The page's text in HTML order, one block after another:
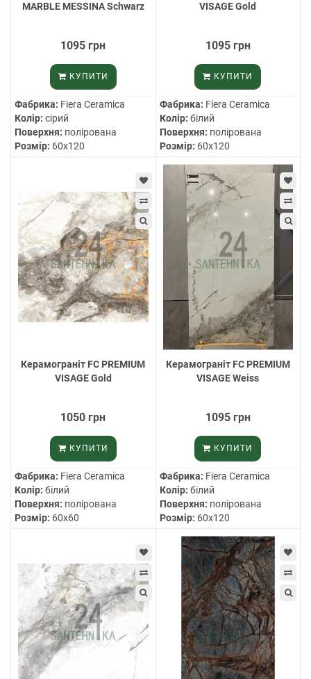
MARBLE MESSINA Schwarz
1095 грн
КУПИТИ
Фабрика: Fiera Ceramica
Колір: сірий
Поверхня: полірована
Розмір: 60х120
VISAGE Gold
1095 грн
КУПИТИ
Фабрика: Fiera Ceramica
Колір: білий
Поверхня: полірована
Розмір: 60х120
Керамограніт FC PREMIUM
VISAGE Gold
1050 грн
КУПИТИ
Фабрика: Fiera Ceramica
Колір: білий
Поверхня: полірована
Розмір: 60х60
Керамограніт FC PREMIUM
VISAGE Weiss
1095 грн
КУПИТИ
Фабрика: Fiera Ceramica
Колір: білий
Поверхня: полірована
Розмір: 60х120